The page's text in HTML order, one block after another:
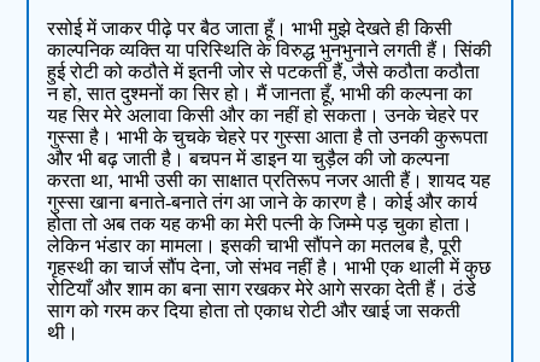
रसोई में जाकर पीढ़े पर बैठ जाता हूँ। भाभी मुझे देखते ही किसी
काल्पनिक व्यक्ति या परिस्थिति के विरुद्ध भुनभुनाने लगती हैं। सिंकी
हुई रोटी को कठौते में इतनी जोर से पटकती हैं, जैसे कठौता कठौता
न हो, सात दुश्मनों का सिर हो। मैं जानता हूँ, भाभी की कल्पना का
यह सिर मेरे अलावा किसी और का नहीं हो सकता। उनके चेहरे पर
गुस्सा है। भाभी के चुचके चेहरे पर गुस्सा आता है तो उनकी कुरूपता
और भी बढ़ जाती है। बचपन में डाइन या चुड़ैल की जो कल्पना
करता था, भाभी उसी का साक्षात प्रतिरूप नजर आती हैं। शायद यह
गुस्सा खाना बनाते-बनाते तंग आ जाने के कारण है। कोई और कार्य
होता तो अब तक यह कभी का मेरी पत्नी के जिम्मे पड़ चुका होता।
लेकिन भंडार का मामला। इसकी चाभी सौंपने का मतलब है, पूरी
गृहस्थी का चार्ज सौंप देना, जो संभव नहीं है। भाभी एक थाली में कुछ
रोटियाँ और शाम का बना साग रखकर मेरे आगे सरका देती हैं। ठंडे
साग को गरम कर दिया होता तो एकाध रोटी और खाई जा सकती
थी।